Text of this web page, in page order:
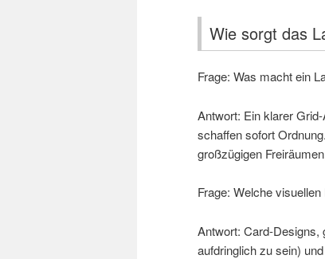
Wie sorgt das
Frage: Was macht ein
Antwort: Ein klarer
schaffen sofort
großzügigen
Frage: Welche
Antwort: Card-Designs,
aufdringlich zu sein)